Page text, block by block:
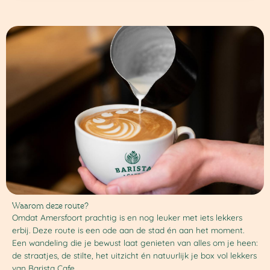
Waarom deze route?
Omdat Amersfoort prachtig is en nog leuker met iets lekkers
erbij. Deze route is een ode aan de stad én aan het moment.
Een wandeling die je bewust laat genieten van alles om je heen:
de straatjes, de stilte, het uitzicht én natuurlijk je box vol lekkers
van Barista Cafe.